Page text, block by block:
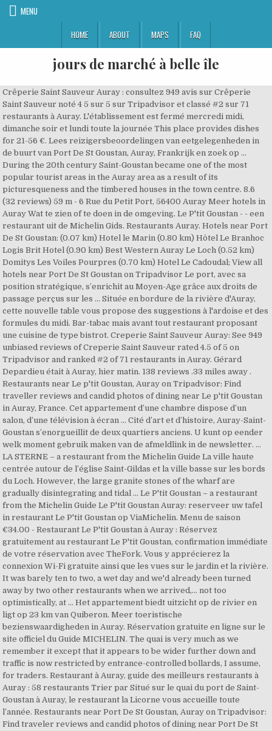
MENU
HOME
ABOUT MAPS FAQ
jours de marché à belle île
Crêperie Saint Sauveur Auray : consultez 949 avis sur Crêperie Saint Sauveur noté 4 5 sur 5 sur Tripadvisor et classé #2 sur 71 restaurants à Auray. L'établissement est fermé mercredi midi, dimanche soir et lundi toute la journée This place provides dishes for 21-56 €. Lees reizigersbeoordelingen van eetgelegenheden in de buurt van Port De St Goustan, Auray, Frankrijk en zoek op … During the 20th century Saint-Goustan became one of the most popular tourist areas in the Auray area as a result of its picturesqueness and the timbered houses in the town centre. 8.6 (32 reviews) 59 m - 6 Rue du Petit Port, 56400 Auray Meer hotels in Auray Wat te zien of te doen in de omgeving. Le P'tit Goustan - - een restaurant uit de Michelin Gids. Restaurants Auray. Hotels near Port De St Goustan: (0.07 km) Hotel le Marin (0.80 km) Hôtel Le Branhoc Logis Brit Hotel (0.90 km) Best Western Auray Le Loch (0.52 km) Domitys Les Voiles Pourpres (0.70 km) Hotel Le Cadoudal; View all hotels near Port De St Goustan on Tripadvisor Le port, avec sa position stratégique, s’enrichit au Moyen-Age grâce aux droits de passage perçus sur les … Située en bordure de la rivière d'Auray, cette nouvelle table vous propose des suggestions à l'ardoise et des formules du midi. Bar-tabac mais avant tout restaurant proposant une cuisine de type bistrot. Creperie Saint Sauveur Auray: See 949 unbiased reviews of Creperie Saint Sauveur rated 4.5 of 5 on Tripadvisor and ranked #2 of 71 restaurants in Auray. Gérard Depardieu était à Auray, hier matin. 138 reviews .33 miles away . Restaurants near Le p'tit Goustan, Auray on Tripadvisor: Find traveller reviews and candid photos of dining near Le p'tit Goustan in Auray, France. Cet appartement d’une chambre dispose d’un salon, d’une télévision à écran … Cité d’art et d’histoire, Auray-Saint-Goustan s’enorgueillit de deux quartiers anciens. U kunt op eender welk moment gebruik maken van de afmeldlink in de newsletter. ... LA STERNE – a restaurant from the Michelin Guide La ville haute centrée autour de l’église Saint-Gildas et la ville basse sur les bords du Loch. However, the large granite stones of the wharf are gradually disintegrating and tidal … Le P'tit Goustan – a restaurant from the Michelin Guide Le P'tit Goustan Auray: reserveer uw tafel in restaurant Le P'tit Goustan op ViaMichelin. Menu de saison €34.00 - Restaurant Le P'tit Goustan à Auray : Réservez gratuitement au restaurant Le P'tit Goustan, confirmation immédiate de votre réservation avec TheFork. Vous y apprécierez la connexion Wi-Fi gratuite ainsi que les vues sur le jardin et la rivière. It was barely ten to two, a wet day and we'd already been turned away by two other restaurants when we arrived,... not too optimistically, at … Het appartement biedt uitzicht op de rivier en ligt op 23 km van Quiberon. Meer toeristische bezienswaardigheden in Auray. Réservation gratuite en ligne sur le site officiel du Guide MICHELIN. The quai is very much as we remember it except that it appears to be wider further down and traffic is now restricted by entrance-controlled bollards, I assume, for traders. Restaurant à Auray, guide des meilleurs restaurants à Auray : 58 restaurants Trier par Situé sur le quai du port de Saint-Goustan à Auray, le restaurant la Licorne vous accueille toute l’année. Restaurants near Port De St Goustan, Auray on Tripadvisor: Find traveler reviews and candid photos of dining near Port De St Goustan in Auray, France. Michelin Travel Partner verwerkt uw e-mailadres om uw abonnement op de newsletter ViaMichelin te beheren. Au rendez-vous, une cuisine traditionnelle de très bonne qualité. Trouvez sur une carte et appelez pour réserver une table. Le P'tit Goustan - 9 place St-Sauveur Saint Goustan, 56400 Auray - Restaurant de cuisine française - Restaurants - 0297563730 - adresse - numéro de téléphone - horaires - photo - prix - avis - plan - téléphone - avec le 118 712 annuaire sur internet, mobile et tablette. Lees reizigersbeoordelingen van eetgelegenheden in de buurt van station Auray, Frankrijk en zoek op prijs, locatie en meer. Port De St Goustan est un parfait complément à l'expérience de ce bar. Lees reizigersbeoordelingen van eetgelegenheden in de buurt van Port De St Goustan, Auray, Frankrijk en … Port De St Goustan. Gebruik de routeplanner voor uw reis van en naar , vind uw restaurant of … Foto van Port De St Goustan, Auray: maisons/restaurant - bekijk 1.324 onthullende foto’s en video’s van Port De St Goustan gemaakt door Tripadvisor-leden. This place provides dishes for 21-56 €. Restaurants near Port De St Goustan, Auray on Tripadvisor: Find traveller reviews and candid photos of dining near Port De St Goustan in Auray, France. Dit appartement beschikt over 1 slaapkamer, een woonkamer en een flatscreen-tv, een ingerichte kitchenette … Dit appartement beschikt over 1 slaapkamer, een woonkamer en een flatscreen-tv, een ingerichte kitchenette met een eethoek, en 1 badkamer met een douche en een wasmachine. Défenseur du terroir, Grégory Olivette privilégie les matières premières de producteurs locaux. bar-Pub lounge et ambiance à auray De beste restaurants in Auray, Frankrijk. Het biedt kamers in een traditioneel gebouw met een bibliotheekhoek, op 550 m van de haven Saint-Goustan. Restaurants in de buurt van Port De St Goustan op Tripadvisor. Bedankt! The Green Guide . LA STERNE Auray: book your table for LA STERNE on ViaMichelin. Cet endroit offre des plats pour 21-57 €. En vu du contexte sanitaire , votre restaurant la pause gourmande vous propose des plats a emporter a partir du mardi 3 novembre . The market provides inspiration for out-of-the-ordinary, well-crafted dishes, served in one of two contemporary and cosy dining rooms. Port De St Goustan, Auray: See 1,297 reviews, articles, and 787 photos of Port De St Goustan, ranked No.1 on Tripadvisor among 14 attractions in Auray. Coming back to Carnac this year we just had to see if it had changed. L'acteur, déjà propriétaire de plusieurs restaurants, s'est montré intéressé par Le Bout du quai, à Saint-Goustan. Zoom in om de bijgewerkte info weer te geven. Merci de vérifier ces informations directement auprès de l'établissement concerné. 9 (22 reviews) 59 m - 6 Rue du Petit Port, 56400 Auray More hotels in Auray Things ... Auray Restaurants. Find on the map and call to book a table. Be ready to pay 9-30 € for a meal. En voiture, la mer n’est qu’à 15 minutes (Carnac, la Trinité sur Mer). La cuisine française dirigée par un chef grandiose est merveilleuse à cet endroit. Appartement 1 er Etage Situé à Auray, le St Goustan Port Auray possède un restaurant. Le P'tit Goustan, #1 among Auray seafood restaurants: 821 reviews by visitors and 20 detailed photos. At the stove of Le P'tit Goustan is a chef who likes to source local produce, be it fish or meat (Kervignac pig, organic lamb). Eglise Saint-Gildas. Office du Tourisme d'Auray Communaute. 125 were here. Le P'tit Goustan, #1 among Auray seafood restaurants: 821 reviews by visitors and 20 detailed photos. 626 m - Rue Neuve, 56400 Auray St-Gildas' Church. meer. 12 van 71 restaurants in Auray. DÉCOUVERTE – Pour une promenade digestive, ne manquez pas le charmant petit port de Saint-Goustan et le quartier pittoresque d'Auray, à 15 minutes à pied du restaurant La Sterne. Als je een inwoner bent van een ander land of andere regio, selecteer de juiste versie van Tripadvisor voor jouw land of regio in het vervolgkeuzemenu. Port De St Goustan: Scenic town with lots of restaurants - See 1,294 traveller reviews, 787 candid photos, and great deals for Auray, France, at Tripadvisor. ... St-Goustan's Quarter. St-Goustan's Quarter. St-Goustan's Quarter - - het advies van de Groene Michelin Gids Vind alle informatie over St-Goustan's Quarter - : tips van de Groene Michelin Gids en praktische info over St-Goustan's Quarter. Appartement 1 er Etage , St Goustan Port Auray. French restaurants in quieter towns have a nasty habit of closing their lunchtime doors early doors. Vous allez vraiment apprécier un parfait fascinant. Find on the map and call to book a table. Maître Restaurateur. Find on the map and call to book a table. Tot zo meteen! Restaurants in de buurt van Port De St Goustan op Tripadvisor. Mis geen nieuwtjes of goede ideeën voor uw reizen. 72 reviews .42 miles away . Lees reizigersbeoordelingen van eetgelegenheden in de buurt van Port De St Goustan, Auray, Frankrijk en zoek op prijs, locatie en meer. Appartement 1 er Etage , St Goustan Port Auray. Coté cuisine uniquement des produits frais, saisonniers et sains. Appartement 1 er Etage , St Goustan Port Auray. Restaurants near Le p'tit Goustan, Auray on Tripadvisor: Find traveller reviews and candid photos of dining near Le p'tit Goustan in Auray, France. Le gite, les pieds dans l'eau, est situé à quelques minutes à pied du Port de St Goustan, avec ses bars et restaurants, invitant à la flânerie en terrasse. Restaurants in de buurt van Port De St Goustan op Tripadvisor. Alle individueel ingerichte kamers zijn voorzien… Restaurants near Port De St Goustan, Auray on Tripadvisor: Find traveler reviews and candid photos of dining near Port De St Goustan in Auray, France. Restaurants in der Nähe von Port De St Goustan auf Tripadvisor: Schauen Sie sich 2.596 Bewertungen und 1.363 authentische Fotos von Restaurants in der Nähe von Port De St Goustan in Auray… Entièrement rénové et équipé à neuf, il est au bord de la rivière d'Auray dont vous pourrez apprécier la vue de la terrasse et des pièces de vie. Kaartbewerkingen zijn gepauzeerd. Un vin de maison délicieux est la boisson la plus populaire de ce lieu. Le P'tit Goustan – un restaurant Bib Gourmand : nos meilleurs rapports qualité-prix dans le Guide MICHELIN France 2020. Depuis fin 2018, le Chasse-Marée a laissé la place à la Table de St Goustan. Il offre une vue sur la ville et se trouve à 30 km de Quiberon. Le P'tit Goustan. Le p'tit Goustan, Auray: Bekijk 815 onpartijdige beoordelingen van Le p'tit Goustan, gewaardeerd als 4 van 5